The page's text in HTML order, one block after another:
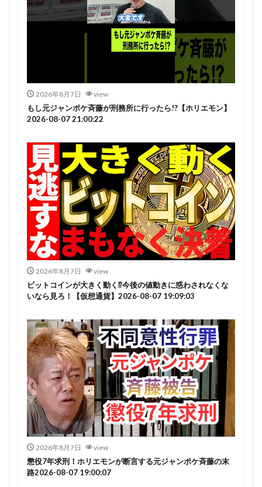
2026年8月7日 view
もし元ジャンポケ斉藤が刑務所に行ったら!?【ホリエモン】
2026-08-07 21:00:22
2026年8月7日 view
ビットコインが大きく動く⁉今後の値動きに惑わされなくな
いなら見ろ！【仮想通貨】2026-08-07 19:09:03
2026年8月7日 view
懲役7年求刑！ホリエモンが断言する元ジャンポケ斉藤の末
路2026-08-07 19:00:07